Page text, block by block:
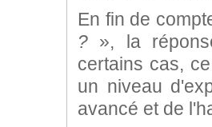
En fin de
? », la
certains cas,
un niveau
avancé et de